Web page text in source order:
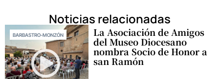
Noticias relacionadas
BARBASTRO-MONZÓN La Asociación de Amigos
del Museo Diocesano
nombra Socio de Honor a
san Ramón